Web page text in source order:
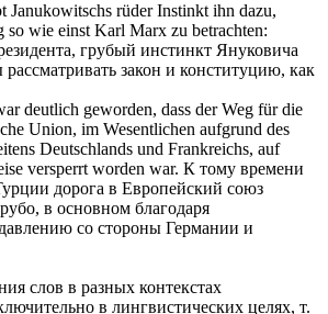
Janukowitschs rüderInstinkt ihn dazu,
so wie einst Karl Marx zu betrachten:
грубый инстинкт Януковича
закон и конституцию, как
deutlich geworden, dass der Weg für die
Union, im Wesentlichen aufgrund des
Deutschlands und Frankreichs, auf
versperrt worden war. К тому времени
дорога в Европейский союз
, в основном благодаря
со стороны Германии и
слов в разных контекстах
в лингвистических целях, т.